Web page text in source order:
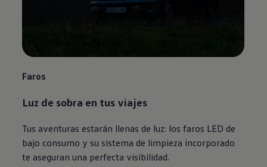
Faros
Luz de sobra en tus viajes
Tus aventuras estarán llenas de luz: los faros LED de
bajo consumo y su sistema de limpieza incorporado
te aseguran una perfecta visibilidad.